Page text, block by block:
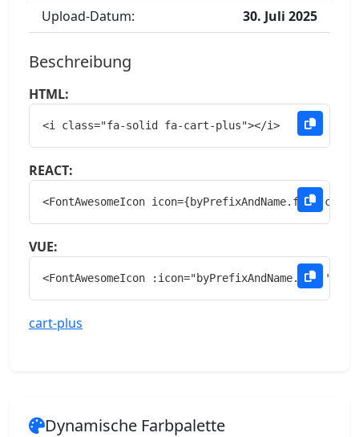
Upload-Datum:
30. Juli 2025
Beschreibung
HTML:
<i class="fa-solid fa-cart-plus"></i>
REACT:
<FontAwesomeIcon
VUE:
<FontAwesomeIcon
cart-plus
Dynamische Farbpalette